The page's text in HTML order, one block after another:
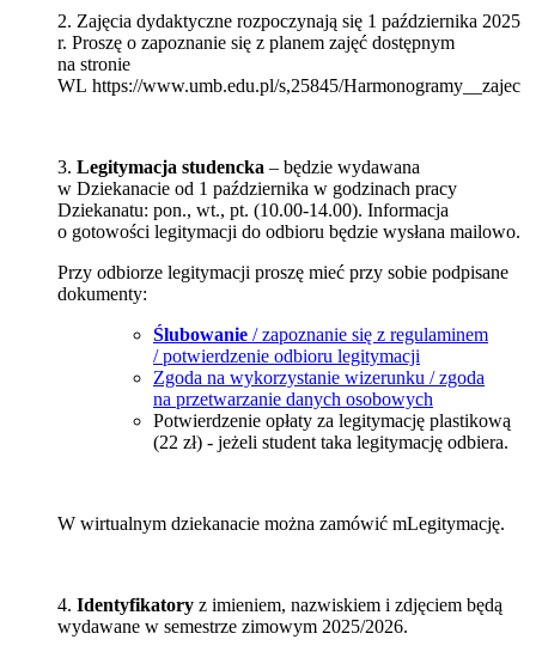
2. Zajęcia dydaktyczne rozpoczynają się 1 października 2025
r. Proszę o zapoznanie się z planem zajęć dostępnym
na stronie
WL https://www.umb.edu.pl/s,25845/Harmonogramy__zajec
3. Legitymacja studencka – będzie wydawana
w Dziekanacie od 1 października w godzinach pracy
Dziekanatu: pon., wt., pt. (10.00-14.00). Informacja
o gotowości legitymacji do odbioru będzie wysłana mailowo.
Przy odbiorze legitymacji proszę mieć przy sobie podpisane
dokumenty:
Ślubowanie / zapoznanie się z regulaminem
/ potwierdzenie odbioru legitymacji
Zgoda na wykorzystanie wizerunku / zgoda
na przetwarzanie danych osobowych
Potwierdzenie opłaty za legitymację plastikową
(22 zł) - jeżeli student taka legitymację odbiera.
W wirtualnym dziekanacie można zamówić mLegitymację.
4. Identyfikatory z imieniem, nazwiskiem i zdjęciem będą
wydawane w semestrze zimowym 2025/2026.